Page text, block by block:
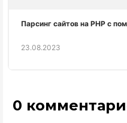
Парсинг сайтов на PHP с
23.08.2023
0